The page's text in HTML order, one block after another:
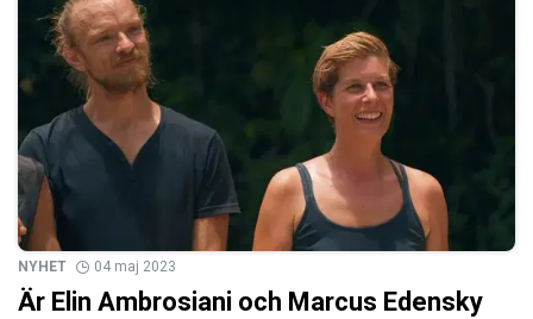
NYHET 04 maj 2023
Är Elin Ambrosiani och Marcus Edensky